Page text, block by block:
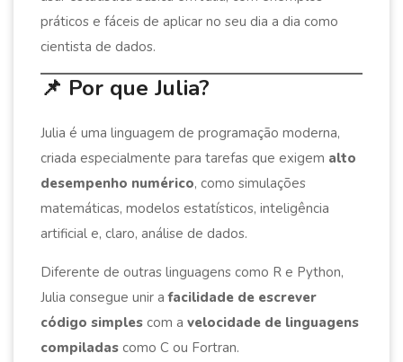
práticos e fáceis de aplicar no seu dia a dia como
cientista de dados.
📌 Por que Julia?
Julia é uma linguagem de programação moderna,
criada especialmente para tarefas que exigem alto
desempenho numérico, como simulações
matemáticas, modelos estatísticos, inteligência
artificial e, claro, análise de dados.
Diferente de outras linguagens como R e Python,
Julia consegue unir afacilidade de escrever
código simples com a velocidade de linguagens
compiladas como C ou Fortran.